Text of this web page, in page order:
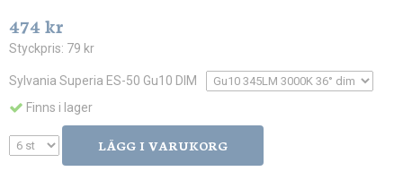
474 kr
Styckpris: 79 kr
Sylvania Superia ES-50 Gu10 DIM
Finns i lager
LÄGG I VARUKORG